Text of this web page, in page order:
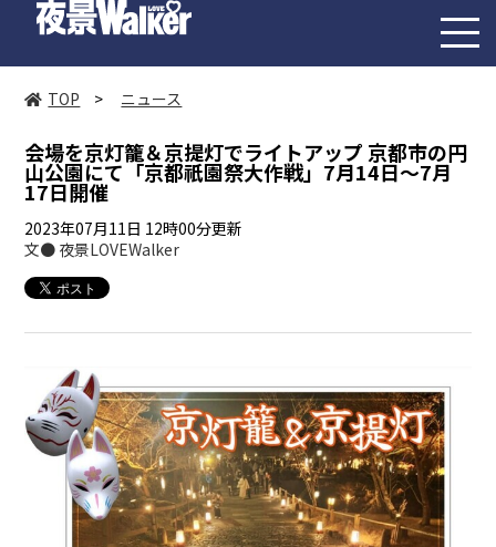
TOP > ニュース
会場を京灯籠＆京提灯でライトアップ 京都市の円
山公園にて「京都祇園祭大作戦」7月14日～7月
17日開催
2023年07月11日 12時00分更新
文● 夜景LOVEWalker